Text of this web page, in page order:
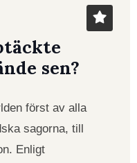
sen?
först av alla
sagorna, till
Enligt